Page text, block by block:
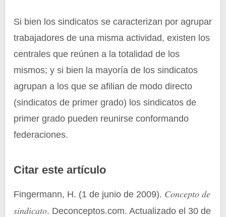
Si bien los sindicatos se caracterizan por agrupar
trabajadores de una misma actividad, existen los
centrales que reúnen a la totalidad de los
mismos; y si bien la mayoría de los sindicatos
agrupan a los que se afilian de modo directo
(sindicatos de primer grado) los sindicatos de
primer grado pueden reunirse conformando
federaciones.
Citar este artículo
Fingermann, H. (1 de junio de 2009). Concepto de
sindicato. Deconceptos.com. Actualizado el 30 de